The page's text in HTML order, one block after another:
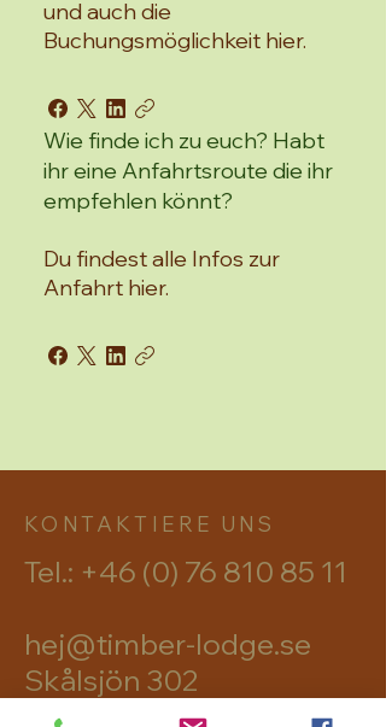
und auch die
Buchungsmöglichkeit hier.
Wie finde ich zu euch? Habt
ihr eine Anfahrtsroute die ihr
empfehlen könnt?
Du findest alle Infos zur
Anfahrt hier.
KONTAKTIERE UNS
Tel.: +46 (0) 76 810 85 11
hej@timber-lodge.se
Skålsjön 302
82895 Viksjöfors